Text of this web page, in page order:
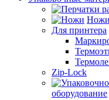
Ножи
Для принтера
Zip-Lock
оборудование